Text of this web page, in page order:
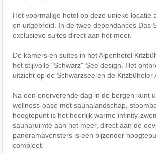
Het voormalige hotel op deze unieke locatie
en uitgebreid. In de twee dependances Das
exclusieve suites direct aan het meer.
De kamers en suites in het Alpenhotel
het stijlvolle "Schwarz"-See design. Het
uitzicht op de Schwarzsee en de Kitzbüheler
Na een enerverende dag in de bergen kunt
wellness-oase met saunalandschap,
hoogtepunt is het heerlijk warme infinity-
saunaruimte aan het meer, direct aan de
panoramavensters is een bijzonder
compleet.